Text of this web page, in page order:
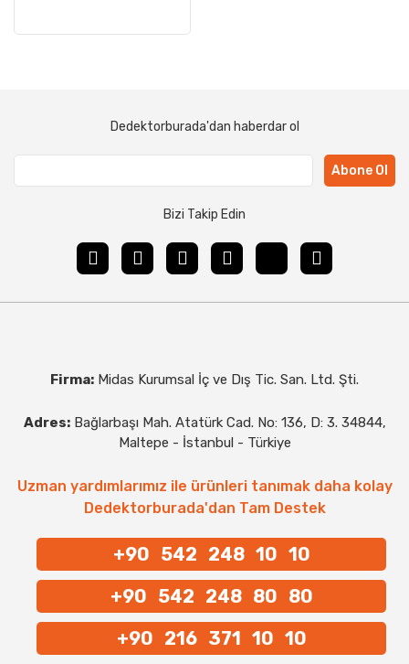
Dedektorburada'dan haberdar ol
Abone Ol
Bizi Takip Edin
Firma: Midas Kurumsal İç ve Dış Tic. San. Ltd. Şti.
Adres: Bağlarbaşı Mah. Atatürk Cad. No: 136, D: 3. 34844,
Maltepe - İstanbul - Türkiye
Uzman yardımlarımız ile ürünleri tanımak daha kolay
Dedektorburada'dan Tam Destek
+90 542 248 10 10
+90 542 248 80 80
+90 216 371 10 10